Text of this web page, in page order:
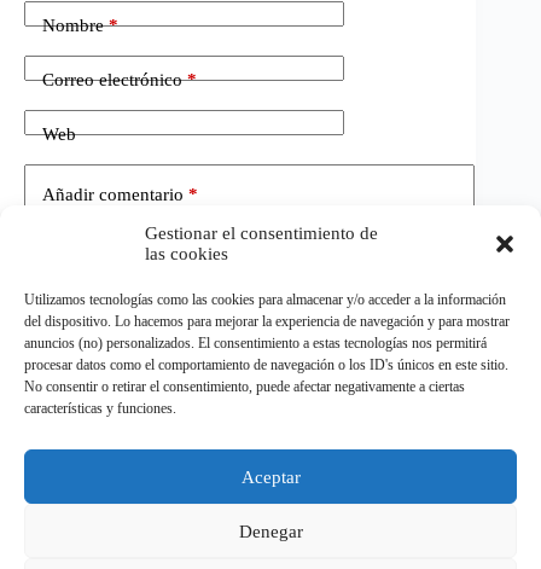
Gestionar el consentimiento de
las cookies
Utilizamos tecnologías como las cookies para almacenar y/o acceder a la información
del dispositivo. Lo hacemos para mejorar la experiencia de navegación y para mostrar
anuncios (no) personalizados. El consentimiento a estas tecnologías nos permitirá
procesar datos como el comportamiento de navegación o los ID's únicos en este sitio.
No consentir o retirar el consentimiento, puede afectar negativamente a ciertas
características y funciones.
Aceptar
Denegar
Nombre*
Correo electrónico*
Web
Añadir comentario *
Publicar el comentario
Todos los derechos reservados.